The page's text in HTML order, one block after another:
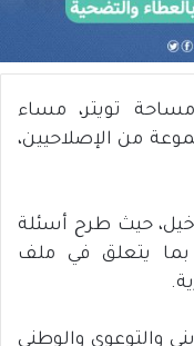
تويتر، مساء
مجموعة من الإصلاحيين،
حيث طرح أسئلة
بما يتعلق في ملف
والتوعوي والوطني